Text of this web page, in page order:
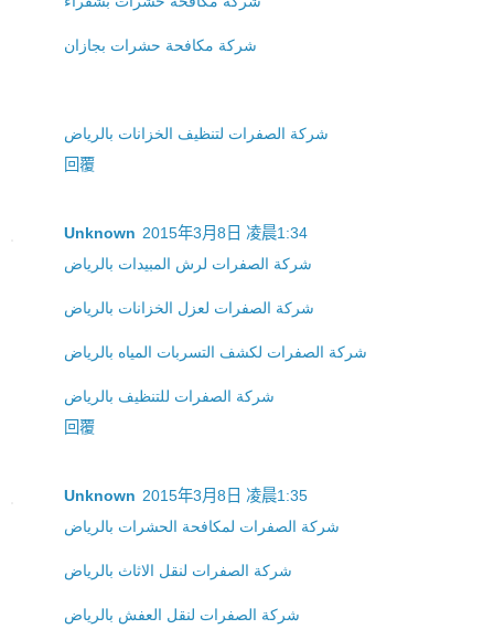
شركة مكافحة حشرات بجازان
شركة الصفرات لتنظيف الخزانات بالرياض
回覆
Unknown 2015年3月8日 凌晨1:34
شركة الصفرات لرش المبيدات بالرياض
شركة الصفرات لعزل الخزانات بالرياض
شركة الصفرات لكشف التسربات المياه بالرياض
شركة الصفرات للتنظيف بالرياض
回覆
Unknown 2015年3月8日 凌晨1:35
شركة الصفرات لمكافحة الحشرات بالرياض
شركة الصفرات لنقل الاثاث بالرياض
شركة الصفرات لنقل العفش بالرياض